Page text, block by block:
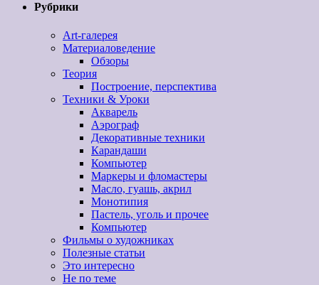
Рубрики
Art-галерея
Материаловедение
Обзоры
Теория
Построение, перспектива
Техники & Уроки
Акварель
Аэрограф
Декоративные техники
Карандаши
Компьютер
Маркеры и фломастеры
Масло, гуашь, акрил
Монотипия
Пастель, уголь и прочее
Компьютер
Фильмы о художниках
Полезные статьи
Это интересно
Не по теме